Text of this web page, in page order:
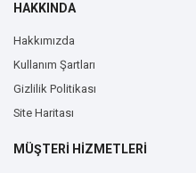
HAKKINDA
Hakkımızda
Kullanım Şartları
Gizlilik Politikası
Site Haritası
MÜŞTERİ HİZMETLERİ